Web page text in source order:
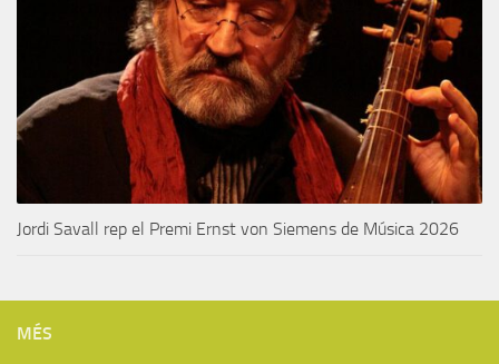
Jordi Savall rep el Premi Ernst von Siemens de Música 2026
MÉS